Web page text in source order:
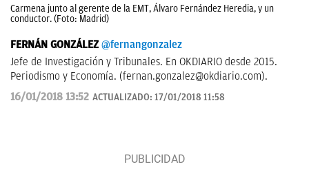
Carmena junto al gerente de la EMT, Álvaro Fernández Heredia, y un
conductor. (Foto: Madrid)
FERNÁN GONZÁLEZ @fernangonzalez
Jefe de Investigación y Tribunales. En OKDIARIO desde 2015.
Periodismo y Economía. (fernan.gonzalez@okdiario.com).
16/01/2018 13:52 ACTUALIZADO: 17/01/2018 11:58